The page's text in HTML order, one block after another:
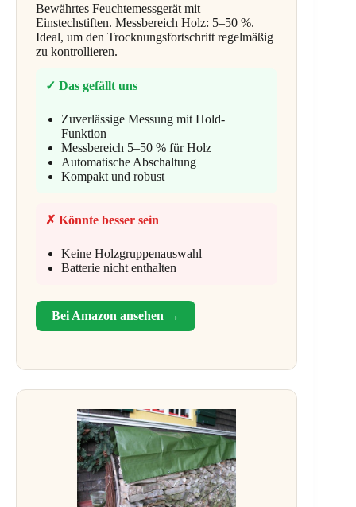
Bewährtes Feuchtemessgerät mit
Einstechstiften. Messbereich Holz: 5–50 %.
Ideal, um den Trocknungsfortschritt regelmäßig
zu kontrollieren.
✓ Das gefällt uns
Zuverlässige Messung mit Hold-
Funktion
Messbereich 5–50 % für Holz
Automatische Abschaltung
Kompakt und robust
✗ Könnte besser sein
Keine Holzgruppenauswahl
Batterie nicht enthalten
Bei Amazon ansehen →